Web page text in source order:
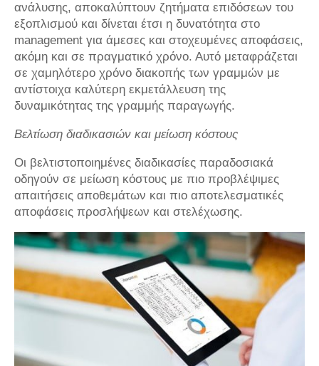
ανάλυσης, αποκαλύπτουν ζητήματα επιδόσεων του
εξοπλισμού και δίνεται έτσι η δυνατότητα στο
management για άμεσες και στοχευμένες αποφάσεις,
ακόμη και σε πραγματικό χρόνο. Αυτό μεταφράζεται
σε χαμηλότερο χρόνο διακοπής των γραμμών με
αντίστοιχα καλύτερη εκμετάλλευση της
δυναμικότητας της γραμμής παραγωγής.
Βελτίωση διαδικασιών και μείωση κόστους
Οι βελτιστοποιημένες διαδικασίες παραδοσιακά
οδηγούν σε μείωση κόστους με πιο προβλέψιμες
απαιτήσεις αποθεμάτων και πιο αποτελεσματικές
αποφάσεις προσλήψεων και στελέχωσης.